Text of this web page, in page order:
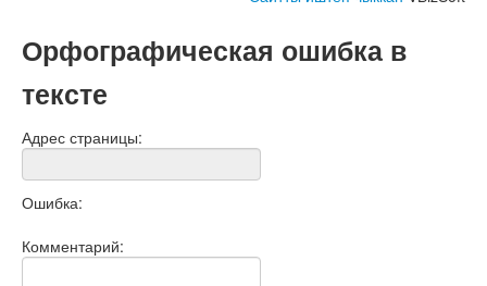
Орфографическая ошибка в
тексте
Адрес страницы:
Ошибка:
Комментарий: